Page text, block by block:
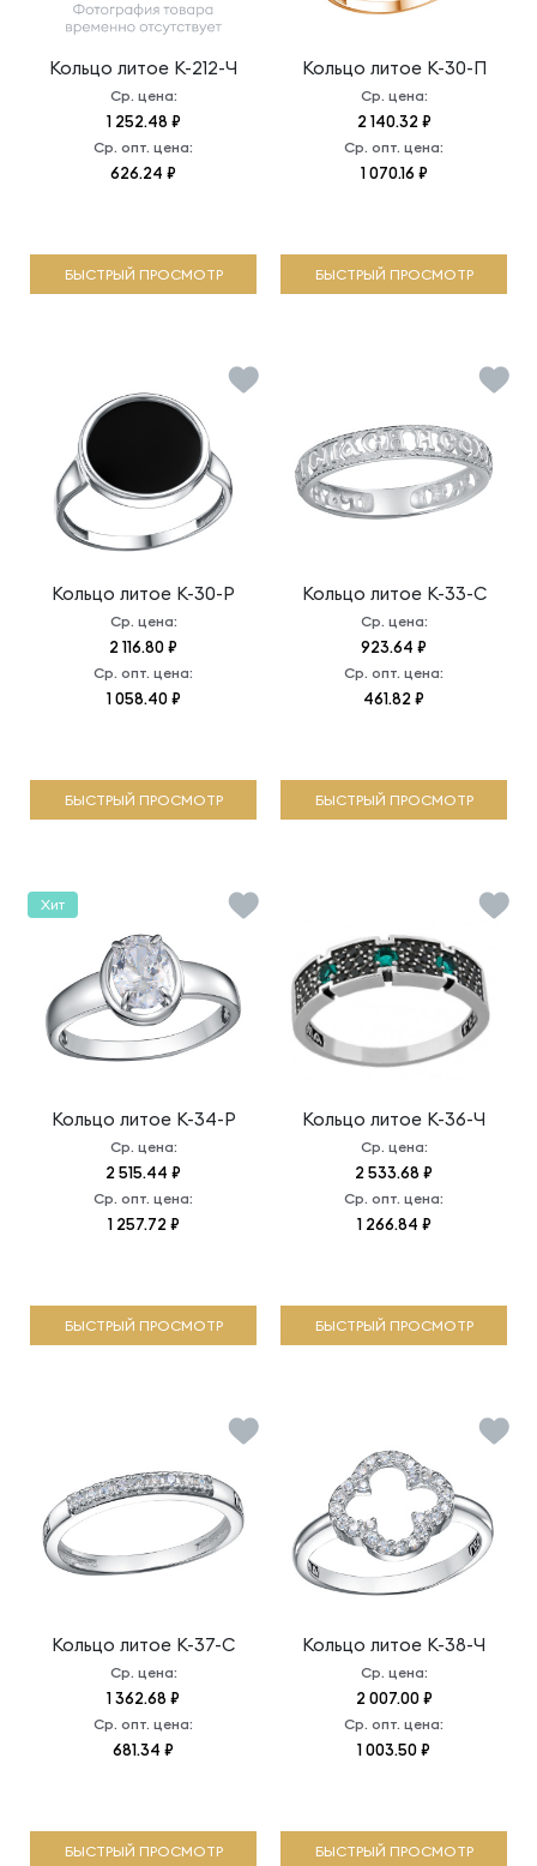
Кольцо литое К-212-Ч
Ср. цена:
1 252.48 ₽
Ср. опт. цена:
626.24 ₽
БЫСТРЫЙ ПРОСМОТР
Кольцо литое К-30-П
Ср. цена:
2 140.32 ₽
Ср. опт. цена:
1 070.16 ₽
БЫСТРЫЙ ПРОСМОТР
Кольцо литое К-30-Р
Ср. цена:
2 116.80 ₽
Ср. опт. цена:
1 058.40 ₽
БЫСТРЫЙ ПРОСМОТР
Кольцо литое К-33-С
Ср. цена:
923.64 ₽
Ср. опт. цена:
461.82 ₽
БЫСТРЫЙ ПРОСМОТР
Кольцо литое К-34-Р
Ср. цена:
2 515.44 ₽
Ср. опт. цена:
1 257.72 ₽
Хит
БЫСТРЫЙ ПРОСМОТР
Кольцо литое К-36-Ч
Ср. цена:
2 533.68 ₽
Ср. опт. цена:
1 266.84 ₽
БЫСТРЫЙ ПРОСМОТР
Кольцо литое К-37-С
Ср. цена:
1 362.68 ₽
Ср. опт. цена:
681.34 ₽
БЫСТРЫЙ ПРОСМОТР
Кольцо литое К-38-Ч
Ср. цена:
2 007.00 ₽
Ср. опт. цена:
1 003.50 ₽
БЫСТРЫЙ ПРОСМОТР